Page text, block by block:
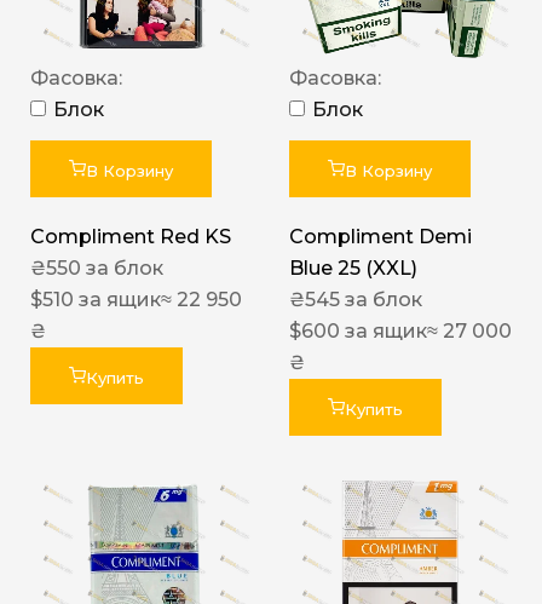
Фасовка:
Блок
В Корзину
Compliment Red KS
₴550 за блок
$510 за ящик≈ 22 950
₴
Купить
Фасовка:
Блок
В Корзину
Compliment Demi
Blue 25 (XXL)
₴545 за блок
$600 за ящик≈ 27 000
₴
Купить